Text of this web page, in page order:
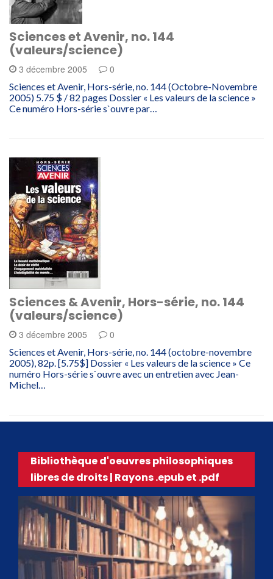
Sciences et Avenir, no. 144
(valeurs/science)
3 décembre 2005 0
Sciences et Avenir, Hors-série, no. 144 (Octobre-Novembre
2005) 5.75 $ / 82 pages Dossier « Les valeurs de la science »
Ce numéro Hors-série s`ouvre par…
Sciences & Avenir, Hors-série, no. 144
(valeurs/science)
3 décembre 2005 0
Sciences et Avenir, Hors-série, no. 144 (octobre-novembre
2005), 82p. [5.75$] Dossier « Les valeurs de la science » Ce
numéro Hors-série s`ouvre avec un entretien avec Jean-
Michel…
Bibliothèque d'oeuvres philosophiques
libres de droits | Rayons .epub et .pdf